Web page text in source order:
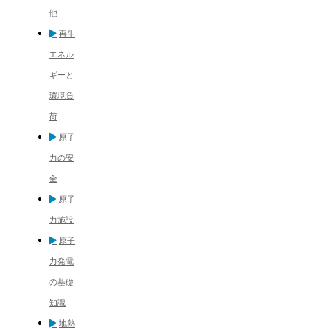
他
再生
エネル
ギーと
環境負
荷
原子
力の安
全
原子
力施設
原子
力発電
の基礎
知識
地熱